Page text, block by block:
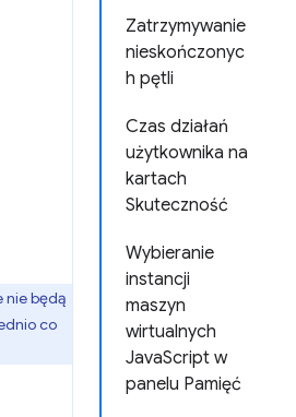
Zatrzymywanie
nieskończonyc
h pętli
Czas działań
użytkownika na
kartach
Skuteczność
Wybieranie
instancji
maszyn
wirtualnych
JavaScript w
panelu Pamięć
nie będą
co